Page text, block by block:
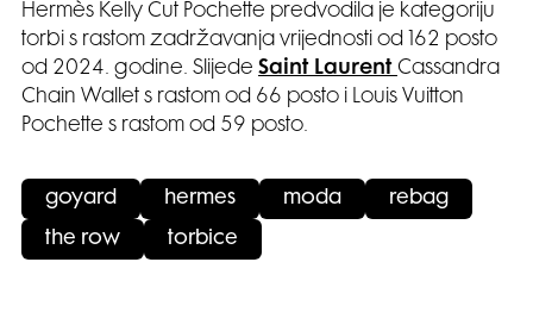
Hermès Kelly Cut Pochette predvodila je kategoriju
torbi s rastom zadržavanja vrijednosti od 162 posto
od 2024. godine. Slijede Saint Laurent Cassandra
Chain Wallet s rastom od 66 posto i Louis Vuitton
Pochette s rastom od 59 posto.
goyard hermes moda rebag
the row torbice